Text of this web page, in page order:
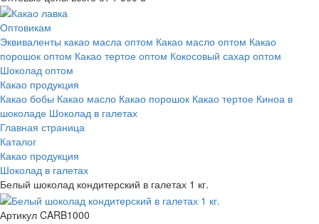
Оптовикам
Эквиваленты какао масла оптом Какао масло оптом Какао
порошок оптом Какао тертое оптом Кокосовый сахар оптом
Шоколад оптом
Какао продукция
Какао бобы Какао масло Какао порошок Какао тертое Киноа в
шоколаде Шоколад в галетах
Главная страница
Каталог
Какао продукция
Шоколад в галетах
Белый шоколад кондитерский в галетах 1 кг.
Артикул CARB1000